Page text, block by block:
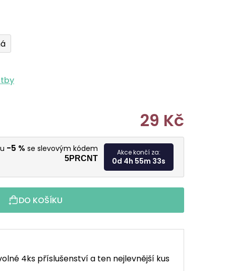
29 Kč
Měrná
-5 % se slevovým kódem
5PRCNT
Akce končí za:
0d 4h 55m 31s
DO KOŠÍKU
4ks příslušenství a ten nejlevnější kus